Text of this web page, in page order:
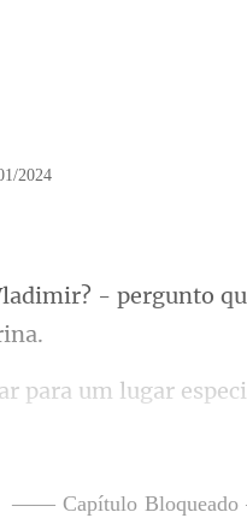
2024
- pergunto
r para um lugar
—— Capítulo